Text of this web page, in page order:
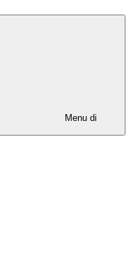
Menu di